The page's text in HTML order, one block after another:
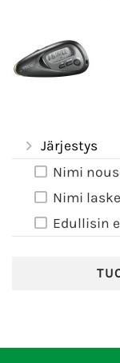
Järjestys
Nimi
Nimi
Edullisin